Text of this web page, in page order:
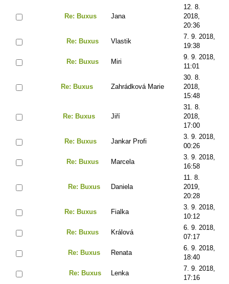
Re: Buxus Jana
12. 8.
2018,
20:36
Re: Buxus Vlastik
7. 9. 2018,
19:38
Re: Buxus Miri
9. 9. 2018,
11:01
Re: Buxus Zahrádková Marie
30. 8.
2018,
15:48
Re: Buxus Jiří
31. 8.
2018,
17:00
Re: Buxus Jankar Profi
3. 9. 2018,
00:26
Re: Buxus Marcela
3. 9. 2018,
16:58
Re: Buxus Daniela
11. 8.
2019,
20:28
Re: Buxus Fialka
3. 9. 2018,
10:12
Re: Buxus Králová
6. 9. 2018,
07:17
Re: Buxus Renata
6. 9. 2018,
18:40
Re: Buxus Lenka
7. 9. 2018,
17:16